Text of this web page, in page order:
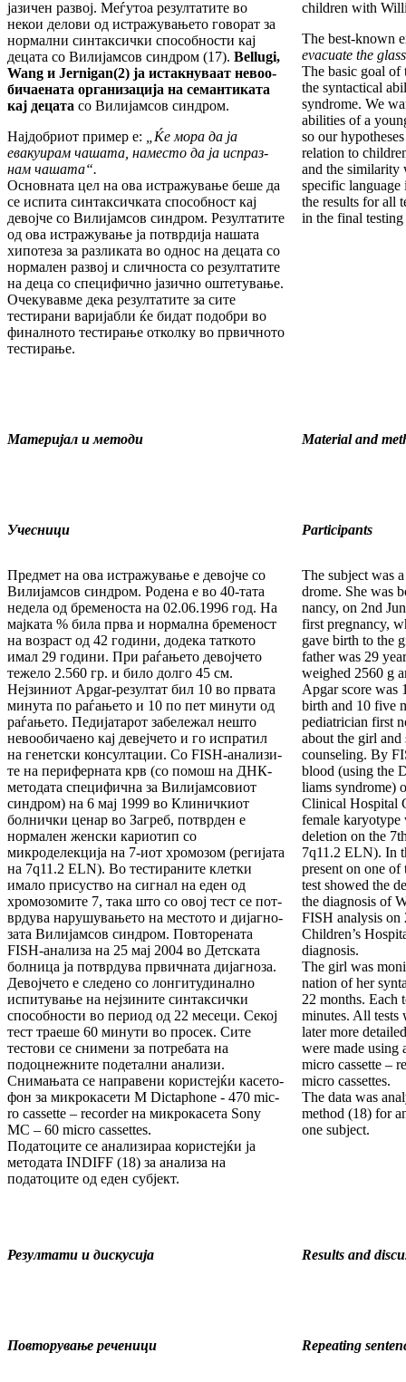
ја­зичен развој. Меѓутоа резултатите во
некои делови од истражувањето говорат за
нормални синтаксички способности кај
децата со Ви­лијам­сов синдром (17). Bellugi,
Wang и Jernigan(2) ja истакнуваат невоо­
би­чаената ор­га­низација на семантиката
кај децата со Вил­ијамсов синдром.
Најдобриот пример е:
„Ќе мора да ја
евакуирам чашата, наместо да ја испраз­
нам чашата“.
Основната цел на ова истражување беше да
се ис­пита синтаксичката способност кај
девојче со Вилијамсов синдром. Резултатите
од ова истра­жу­вање ја потврдија нашата
хипотеза за разли­ка­та во однос на децата со
нормален развој и сличноста со резултатите
на деца со специфич­но јазично оштетување.
Очекувавме дека резул­та­тите за сите
тестирани варијабли ќе бидат по­доб­ри во
финалното тестирање отколку во пр­вич­ното
тестирање.
children with
The best-known
evacuate the
The basic goal of
the syntactical
syn­drome. We
abilities of a
so our
rela­tion to
and the similarity
specific language
the results for all
in the final
Материјал и методи Material and
Учесници Participants
Предмет на ова истражување е девојче со
Ви­ли­јамсов синдром. Родена е во 40-тата
недела од бременоста на 02.06.1996 год. На
мајката % била прва и нормална бременост
на возраст од 42 години, додека таткото
имал 29 години. При раѓањето девојчето
тежело 2.560 гр. и би­ло долго 45 см.
Нејзиниот Apgar-резултат бил 10 во првата
минута по раѓањето и 10 по пет минути од
раѓањето. Педијатарот забележал нешто
невообичаено кај девејчето и го испра­тил
на генетски консултации. Со FISH-анали­зи­
те на периферната крв (со помош на ДНК-
методата специфична за Вилијамсовиот
син­дром) на 6 мај 1999 во Клиничкиот
болнички ценар во Загреб, потврден е
нормален женски кариотип со
микроделекција на 7-иот хро­мо­зом (регијата
на 7q11.2 ELN). Во тестира­ни­те клетки
имало присуство на сигнал на еден од
хромозомите 7, така што со овој тест се пот­
врдува нарушувањето на местото и дијаг­но­
зата Вилијамсов синдром. Повторената
FISH-анализа на 25 мај 2004 во Детската
бол­ни­ца ја потврдува првичната дијагноза.
Девојчето е следено со лонгитудинално
испи­ту­вање на нејзините синтаксички
способности во период од 22 месеци. Секој
тест траеше 60 ми­ну­ти во просек. Сите
тестови се снимени за по­тре­бата на
подоцнежните подетални ана­ли­зи.
Снимањата се направени користејќи касе­то­
фон за микрокасети M Dictaphone - 470 mic­
ro casse­tte – recorder на микрокасета Sony
MC – 60 mic­ro cassettes.
Податоците се анализираа корис­тејќи ја
мето­да­­­та INDIFF (18) за ана­­лиза на
податоците од еден субјект.
The subject was
drome. She was
nancy, on 2nd
first pregnancy,
gave birth to the
father was 29
weighed 2560 g
Apgar score was
birth and 10 five
pediatrician first
about the girl and
counseling. By
blood (using the
liams syndrome)
Clinical Hospital
female
deletion on the
7q11.2 ELN). In
present on one of
test showed the
the diagnosis of
FISH analysis on
Children’s
diagnosis.
The girl was
nation of her
22 months. Each
minutes. All tests
later more
were made using
micro cassette –
micro cassettes.
The data was
method (18) for
one subject.
Резултати и дискусија Results and
Повторување реченици Repeating